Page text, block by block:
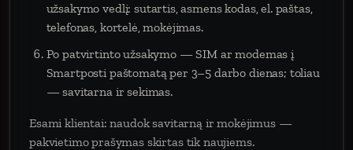
užsakymo vedlį: sutartis, asmens kodas, el. paštas,
telefonas, kortelė, mokėjimas.
Po patvirtinto užsakymo — SIM ar modemas į
Smartposti paštomatą per 3–5 darbo dienas; toliau
— savitarna ir sekimas.
Esami klientai: naudok savitarną ir mokėjimus —
pakvietimo prašymas skirtas tik naujiems.